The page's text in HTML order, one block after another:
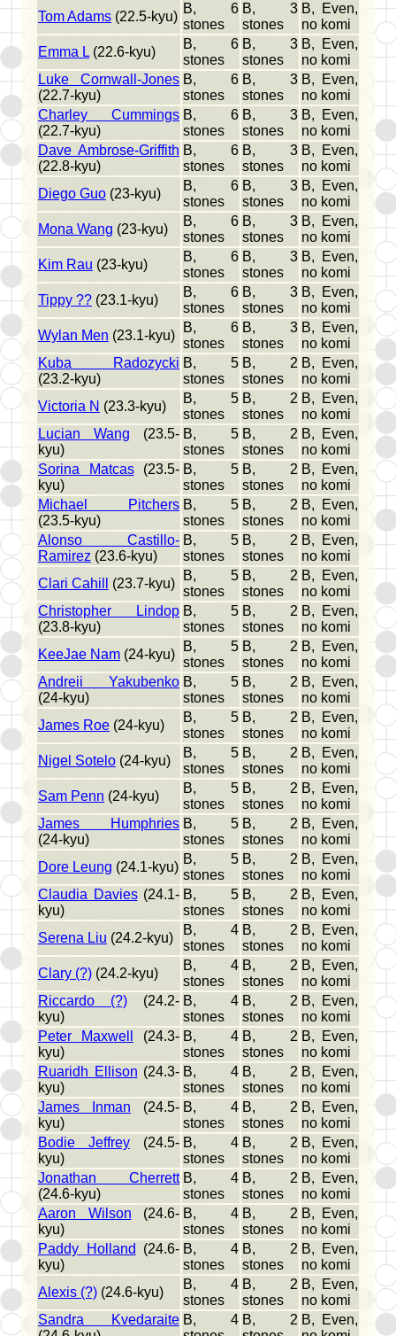
Tom Adams (22.5-kyu)
B, 6
stones
B, 3
stones
B, Even,
no komi
Emma L(22.6-kyu)
B, 6
stones
B, 3
stones
B, Even,
no komi
Luke Cornwall-Jones
(22.7-kyu)
B, 6
stones
B, 3
stones
B, Even,
no komi
Charley Cummings
(22.7-kyu)
B, 6
stones
B, 3
stones
B, Even,
no komi
Dave Ambrose-Griffith
(22.8-kyu)
B, 6
stones
B, 3
stones
B, Even,
no komi
Diego Guo (23-kyu)
B, 6
stones
B, 3
stones
B, Even,
no komi
Mona Wang (23-kyu)
B, 6
stones
B, 3
stones
B, Even,
no komi
Kim Rau (23-kyu)
B, 6
stones
B, 3
stones
B, Even,
no komi
Tippy ?? (23.1-kyu)
B, 6
stones
B, 3
stones
B, Even,
no komi
Wylan Men (23.1-kyu)
B, 6
stones
B, 3
stones
B, Even,
no komi
Kuba Radozycki
(23.2-kyu)
B, 5
stones
B, 2
stones
B, Even,
no komi
Victoria N (23.3-kyu)
B, 5
stones
B, 2
stones
B, Even,
no komi
Lucian Wang (23.5-
kyu)
B, 5
stones
B, 2
stones
B, Even,
no komi
Sorina Matcas(23.5-
kyu)
B, 5
stones
B, 2
stones
B, Even,
no komi
Michael Pitchers
(23.5-kyu)
B, 5
stones
B, 2
stones
B, Even,
no komi
Alonso Castillo-
Ramirez (23.6-kyu)
B, 5
stones
B, 2
stones
B, Even,
no komi
Clari Cahill
(23.7-kyu)
B, 5
stones
B, 2
stones
B, Even,
no komi
Christopher Lindop
(23.8-kyu)
B, 5
stones
B, 2
stones
B, Even,
no komi
KeeJae Nam (24-kyu)
B, 5
stones
B, 2
stones
B, Even,
no komi
Andreii Yakubenko
(24-kyu)
B, 5
stones
B, 2
stones
B, Even,
no komi
James Roe (24-kyu)
B, 5
stones
B, 2
stones
B, Even,
no komi
Nigel Sotelo (24-kyu)
B, 5
stones
B, 2
stones
B, Even,
no komi
Sam Penn (24-kyu)
B, 5
stones
B, 2
stones
B, Even,
no komi
James Humphries
(24-kyu)
B, 5
stones
B, 2
stones
B, Even,
no komi
Dore Leung (24.1-kyu)
B, 5
stones
B, 2
stones
B, Even,
no komi
Claudia Davies(24.1-
kyu)
B, 5
stones
B, 2
stones
B, Even,
no komi
Serena Liu (24.2-kyu)
B, 4
stones
B, 2
stones
B, Even,
no komi
Clary (?) (24.2-kyu)
B, 4
stones
B, 2
stones
B, Even,
no komi
Riccardo (?) (24.2-
kyu)
B, 4
stones
B, 2
stones
B, Even,
no komi
Peter Maxwell
(24.3-
kyu)
B, 4
stones
B, 2
stones
B, Even,
no komi
Ruaridh Ellison (24.3-
kyu)
B, 4
stones
B, 2
stones
B, Even,
no komi
James Inman (24.5-
kyu)
B, 4
stones
B, 2
stones
B, Even,
no komi
Bodie Jeffrey (24.5-
kyu)
B, 4
stones
B, 2
stones
B, Even,
no komi
Jonathan Cherrett
(24.6-kyu)
B, 4
stones
B, 2
stones
B, Even,
no komi
Aaron Wilson (24.6-
kyu)
B, 4
stones
B, 2
stones
B, Even,
no komi
Paddy Holland (24.6-
kyu)
B, 4
stones
B, 2
stones
B, Even,
no komi
Alexis (?) (24.6-kyu)
B, 4
stones
B, 2
stones
B, Even,
no komi
Sandra Kvedaraite B, 4 B, 2 B, Even,